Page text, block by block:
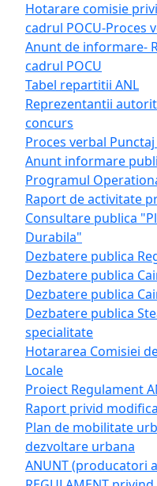
Hotarare comisie
cadrul POCU-Proces
Anunt de informare-
cadrul POCU
Tabel repartitii ANL
Reprezentantii
concurs
Proces verbal
Anunt informare
Programul
Raport de activitate
Consultare publica
Durabila"
Dezbatere publica
Dezbatere publica
Dezbatere publica
Dezbatere publica
specialitate
Hotararea Comisiei
Locale
Proiect Regulament
Raport privid
Plan de mobilitate
dezvoltare urbana
ANUNT (producatori